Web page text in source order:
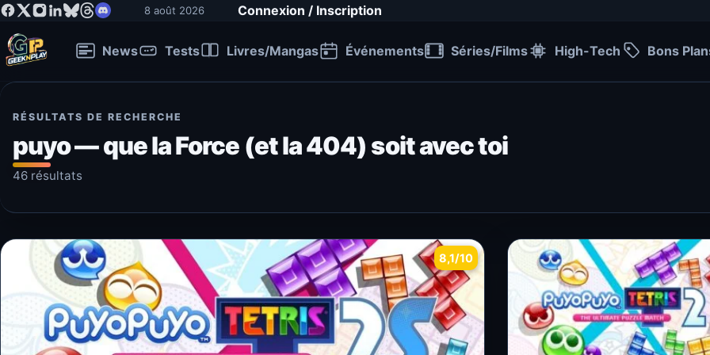
8 août 2026 Connexion / Inscription
News Tests Livres/Mangas Événements Séries/Films High-Tech Bons
RÉSULTATS DE RECHERCHE
puyo — que la Force (et la 404) soit avec toi
46 résultats
8,1/10